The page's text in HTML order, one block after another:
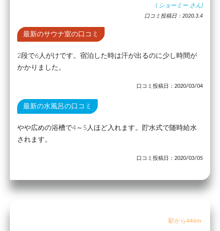
( ショーミー さん)
口コミ投稿日：2020.3.4
最新のサウナ室の口コミ
2段で6人がけです。宿泊した時は汗が出るのに少し時間が
かかりました。
口コミ投稿日：2020/03/04
最新の水風呂の口コミ
やや広めの浴槽で4～5人ほど入れます。貯水式で随時給水
されます。
口コミ投稿日：2020/03/05
駅から446m